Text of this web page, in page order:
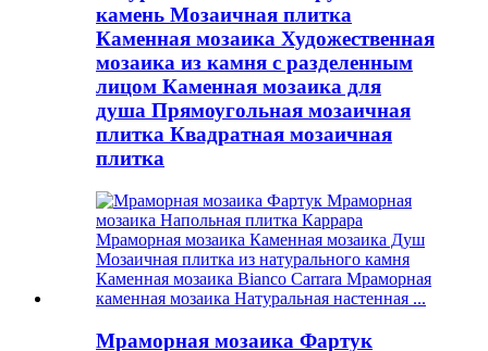
камень Мозаичная плитка
Каменная мозаика Художественная
мозаика из камня с разделенным
лицом Каменная мозаика для
душа Прямоугольная мозаичная
плитка Квадратная мозаичная
плитка
Мраморная мозаика Фартук